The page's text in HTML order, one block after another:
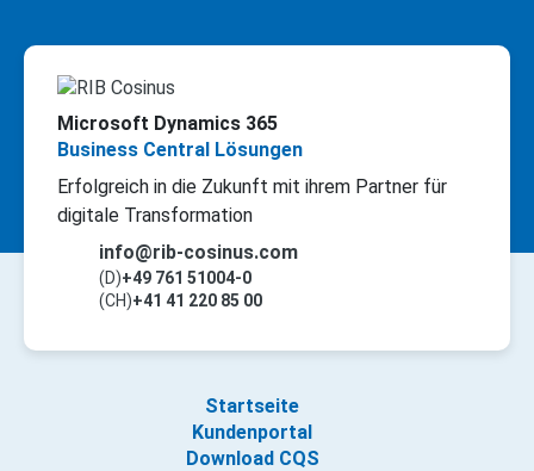
Microsoft Dynamics 365
Business Central Lösungen
Erfolgreich in die Zukunft mit ihrem Partner für
digitale Transformation
info@rib-cosinus.com
(D)+49 761 51004-0
(CH)+41 41 220 85 00
Startseite
Kundenportal
Download CQS